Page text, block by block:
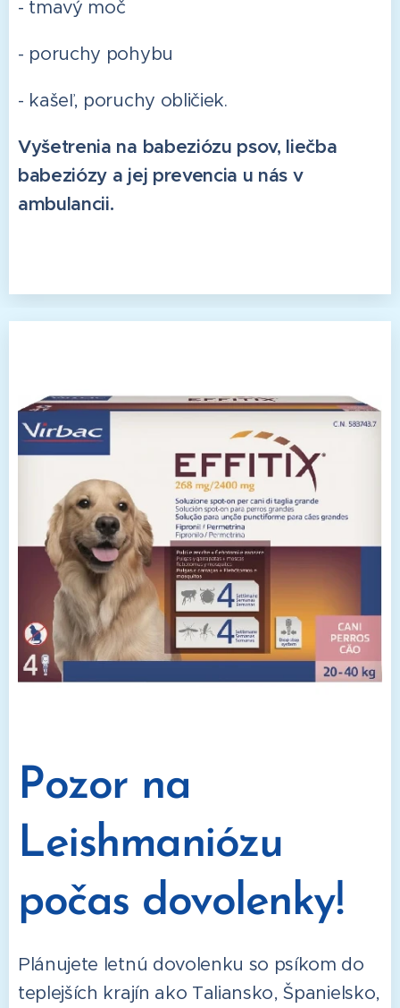
- tmavý moč
- poruchy pohybu
- kašeľ, poruchy obličiek.
Vyšetrenia na babeziózu psov, liečba
babeziózy a jej prevencia u nás v
ambulancii.
Pozor na
Leishmaniózu
počas dovolenky!
Plánujete letnú dovolenku so psíkom do
teplejších krajín ako Taliansko, Španielsko,